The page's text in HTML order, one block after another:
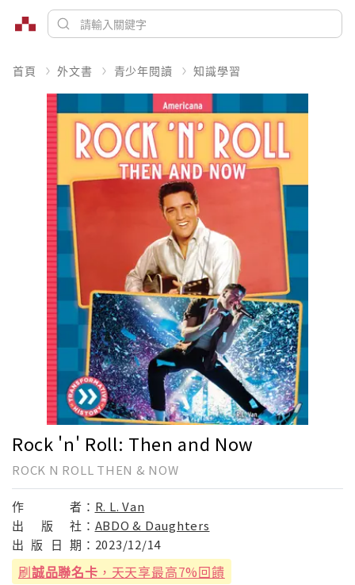
首頁 外文書 青少年閱讀 知識學習
Rock 'n' Roll: Then and Now
ROCK N ROLL THEN & NOW
作 者： R. L. Van
出
版 社： ABDO & Daughters
出 版 日 期： 2023/12/14
刷誠品聯名卡 ，天天享最高7%回饋